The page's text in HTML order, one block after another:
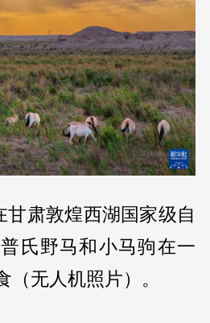
甘肃敦煌西湖国家级自
氏野马和小马驹在一
无人机照片）。